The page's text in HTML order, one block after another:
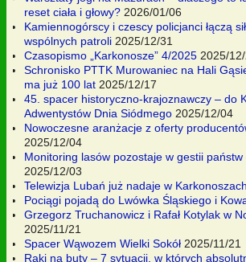
reset ciała i głowy? 2026/01/06
Kamiennogórscy i czescy policjanci łączą
wspólnych patroli 2025/12/31
Czasopismo „Karkonosze” 4/2025 2025/
Schronisko PTTK Murowaniec na Hali
ma już 100 lat 2025/12/17
45. spacer historyczno-krajoznawczy – do
Adwentystów Dnia Siódmego 2025/12/04
Nowoczesne aranżacje z oferty
2025/12/04
Monitoring lasów pozostaje w gestii państw
2025/12/03
Telewizja Lubań już nadaje w Karkonoszach
Pociągi pojadą do Lwówka Śląskiego i
Grzegorz Truchanowicz i Rafał Kotylak w
2025/11/21
Spacer Wąwozem Wielki Sokół 2025/11/21
Raki na buty – 7 sytuacji, w których